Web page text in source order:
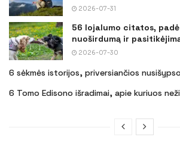
2026-07-31
56 lojalumo citatos,
nuoširdumą ir
2026-07-30
6 sėkmės istorijos, priversiančios
6 Tomo Edisono išradimai, apie kuriuos